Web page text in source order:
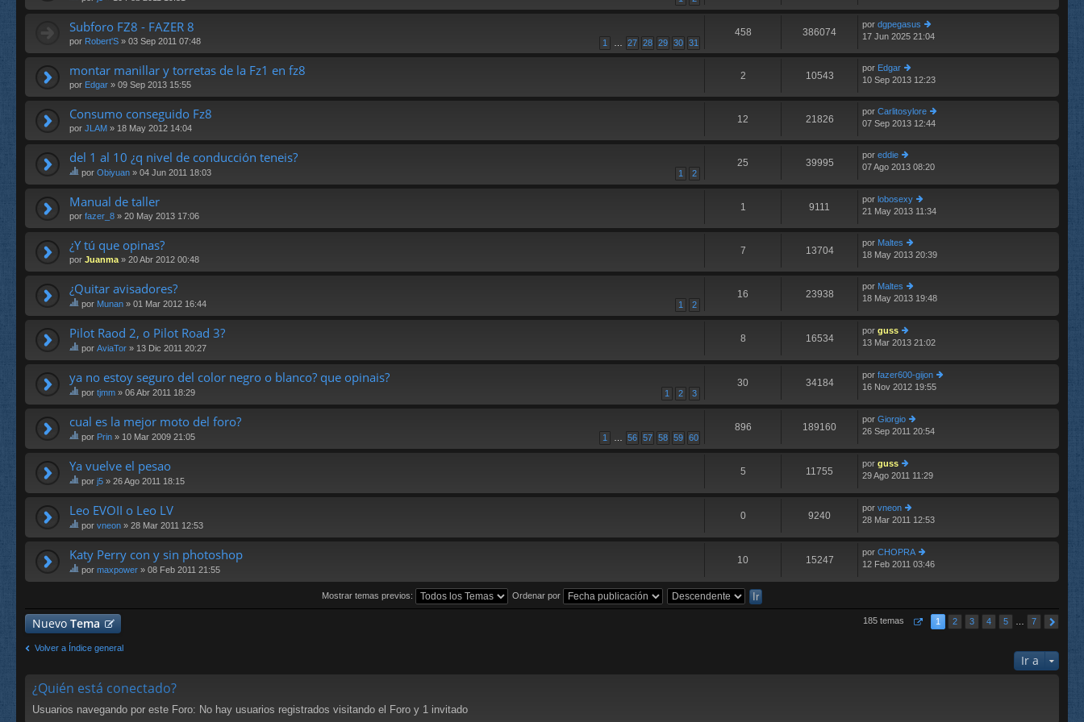
es
ta.
en
cu
es
e
a
tie
un
en
cu
es
ta.
e
n
s
st
e
te
m
tie
ne
en
cu
es
ta.
o
m
e
n
s
Subforo FZ8 - FAZER 8
1 27 28 29 30 31
por Robert'S » 03 Sep 2011 07:48
458 386074
por dgpegasus
er
m
e
n
s
17 Jun 2025 21:04
montar manillar y torretas de la Fz1 en fz8
por Edgar » 09 Sep 2013 15:55
2 10543
por Edgar
er
o
m
e
n
s
10 Sep 2013 12:23
Consumo conseguido Fz8
por JLAM » 18 May 2012 14:04
12 21826
por Carlitosylore
er
m
e
s
07 Sep 2013 12:44
del 1 al 10 ¿q nivel de conducción teneis?
1 2
E
st
e
te
m
tie
ne
en
cu
es
ta.
por Obiyuan » 04 Jun 2011 18:03
25 39995
por eddie
er
o
m
e
n
s
07 Ago 2013 08:20
Manual de taller
por fazer_8 » 20 May 2013 17:06
1 9111
por lobosexy
er
m
e
s
21 May 2013 11:34
¿Y tú que opinas?
por Juanma » 20 Abr 2012 00:48
7 13704
por Maltes
er
o
m
e
n
s
18 May 2013 20:39
¿Quitar avisadores?
1 2
E
st
e
te
m
a
tie
ne
en
cu
es
ta.
por Munan » 01 Mar 2012 16:44
16 23938
por Maltes
er
o
m
e
n
s
e
18 May 2013 19:48
Pilot Raod 2, o Pilot Road 3?
E
st
te
m
a
tie
ne
en
cu
es
ta.
por AviaTor » 13 Dic 2011 20:27
8 16534
por guss
er
o
m
e
n
s
e
13 Mar 2013 21:02
ya no estoy seguro del color negro o blanco? que opinais?
1 2 3
E
st
te
m
a
tie
ne
en
cu
es
ta.
por tjmm » 06 Abr 2011 18:29
30 34184
por fazer600-gijon
er
e
e
16 Nov 2012 19:55
cual es la mejor moto del foro?
1 56 57 58 59 60
E
st
e
te
m
a
tie
ne
en
cu
es
por Prin » 10 Mar 2009 21:05
896 189160
por Giorgio
er
m
e
n
s
e
26 Sep 2011 20:54
Ya vuelve el pesao
E
st
e
te
m
a
tie
ne
cu
es
por j5 » 26 Ago 2011 18:15
5 11755
por guss
er
o
m
e
n
s
e
29 Ago 2011 11:29
Leo EVOII o Leo LV
E
st
e
te
m
a
ne
un
a
en
por vneon » 28 Mar 2011 12:53
0 9240
por vneon
er
o
m
e
28 Mar 2011 12:53
Katy Perry con y sin photoshop
E
st
m
a
tie
ne
en
es
por maxpower » 08 Feb 2011 21:55
10 15247
por CHOPRA
er
e
12 Feb 2011 03:46
Mostrar temas previos: Ordenar por
Nuevo Tema 185 temas 1 2 3 4 5 7
Volver a Índice general
Ir a
¿Quién está conectado?
Usuarios navegando por este Foro: No hay usuarios registrados visitando el Foro y 1 invitado